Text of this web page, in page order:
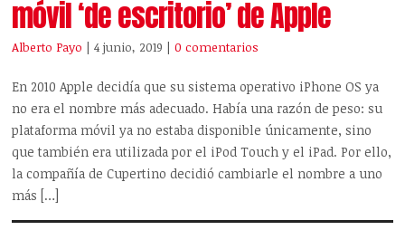
móvil ‘de escritorio’ de Apple
Alberto Payo | 4 junio, 2019 |0 comentarios
En 2010 Apple decidía que su sistema operativo iPhone OS ya
no era el nombre más adecuado. Había una razón de peso: su
plataforma móvil ya no estaba disponible únicamente, sino
que también era utilizada por el iPod Touch y el iPad. Por ello,
la compañía de Cupertino decidió cambiarle el nombre a uno
más […]